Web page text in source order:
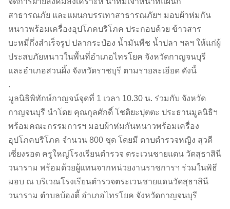
สาธารณภัย และแผนกบรรเทาสาธารณภัยฯ มอบผ้าห่มกัน
หนาวพร้อมเครื่องอุปโภคบริโภค ประกอบด้วย ข้าวสาร
บะหมี่กึ่งสำเร็จรูป ปลากระป๋อง น้ำมันพืช น้ำปลา ฯลฯ ให้แก่ผู้
ประสบภัยหนาวในพื้นที่อำเภอไทรโยค จังหวัดกาญจนบุรี
และอำเภอสวนผึ้ง จังหวัดราชบุรี ตามรายละเอียด ดังนี้
.
จุดที่ 1 เวลา 10.30 น. ร่วมกับ
มูลนิธิพิทักษ์กาญจน์
จังหวัด
กาญจนบุรี นำโดย คุณกุลศักดิ์ โชติยะปุตตะ ประธานมูลนิธิฯ
พร้อมคณะกรรมการฯ มอบผ้าห่มกันหนาวพร้อมเครื่อง
อุปโภคบริโภค จำนวน 800 ชุด โดยมี ดาบตำรวจหญิง สุวดี
เซี่ยงรอด ครูใหญ่โรงเรียนตำรวจ ตระเวนชายแดน วัดสุธาสินี
วนาราม พร้อมด้วยผู้แทนจากหน่วยงานราชการฯ ร่วมในพิธี
มอบ ณ บริเวณโรงเรียนตำรวจตระเวนชายแดนวัดสุธาสินี
วนาราม ตำบลบ้องตี้ อำเภอไทรโยค จังหวัดกาญจนบุรี